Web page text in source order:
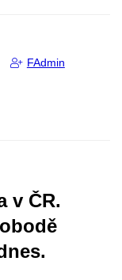
FAdmin
v ČR.